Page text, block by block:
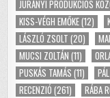
JURÁNYI PRODUKCIÓS
KISS-VÉGH EMŐKE(12)
LÁSZLÓ ZSOLT (20)
MUCSI ZOLTÁN (11)
PUSKÁS TAMÁS (11)
RECENZIÓ (261) RÁBA